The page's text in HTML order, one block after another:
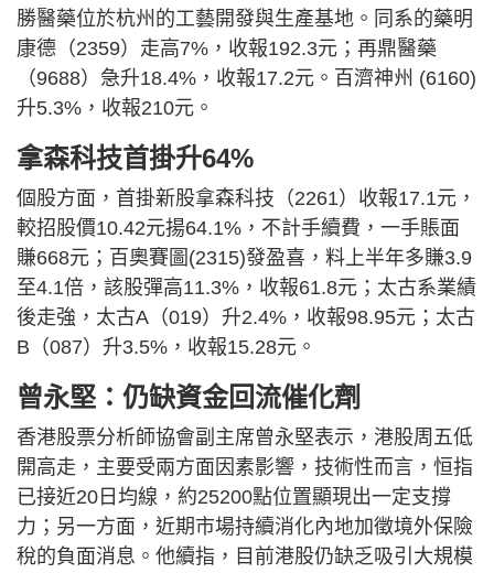
勝醫藥位於杭州的工藝開發與生產基地。同系的藥明
康德（2359）走高7%，收報192.3元；再鼎醫藥
（9688）急升18.4%，收報17.2元。百濟神州 (6160)
升5.3%，收報210元。
拿森科技首掛升64%
個股方面，首掛新股拿森科技（2261）收報17.1元，
較招股價10.42元揚64.1%，不計手續費，一手賬面
賺668元；百奧賽圖(2315)發盈喜，料上半年多賺3.9
至4.1倍，該股彈高11.3%，收報61.8元；太古系業績
後走強，太古A（019）升2.4%，收報98.95元；太古
B（087）升3.5%，收報15.28元。
曾永堅：仍缺資金回流催化劑
香港股票分析師協會副主席曾永堅表示，港股周五低
開高走，主要受兩方面因素影響，技術性而言，恒指
已接近20日均線，約25200點位置顯現出一定支撐
力；另一方面，近期市場持續消化內地加徵境外保險
稅的負面消息。他續指，目前港股仍缺乏吸引大規模